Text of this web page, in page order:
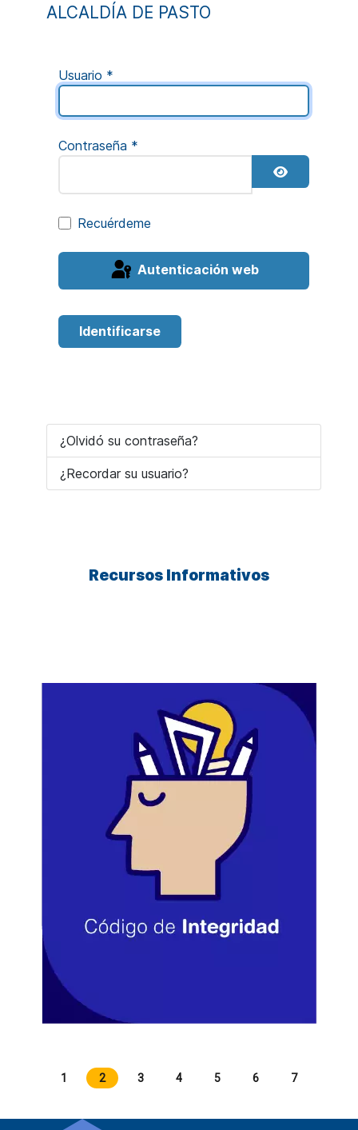
ALCALDÍA DE PASTO
Usuario *
Contraseña *
Recuérdeme
Autenticación web
Identificarse
¿Olvidó su contraseña?
¿Recordar su usuario?
Recursos Informativos
1 2 3 4 5 6 7